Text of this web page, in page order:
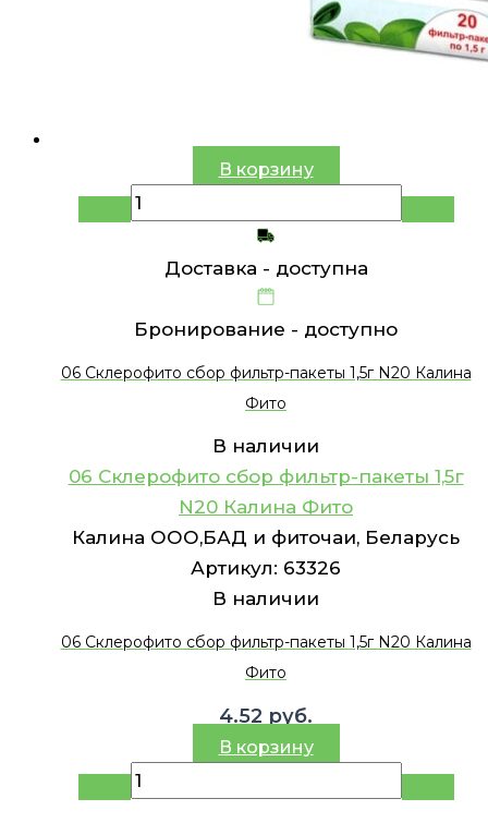
В корзину
Доставка - доступна
Бронирование - доступно
06 Склерофито сбор фильтр-пакеты 1,5г N20 Калина
Фито
В наличии
06 Склерофито сбор фильтр-пакеты 1,5г
N20 Калина Фито
Калина ООО,БАД и фиточаи, Беларусь
Артикул: 63326
В наличии
06 Склерофито сбор фильтр-пакеты 1,5г N20 Калина
Фито
4.52 руб.
В корзину